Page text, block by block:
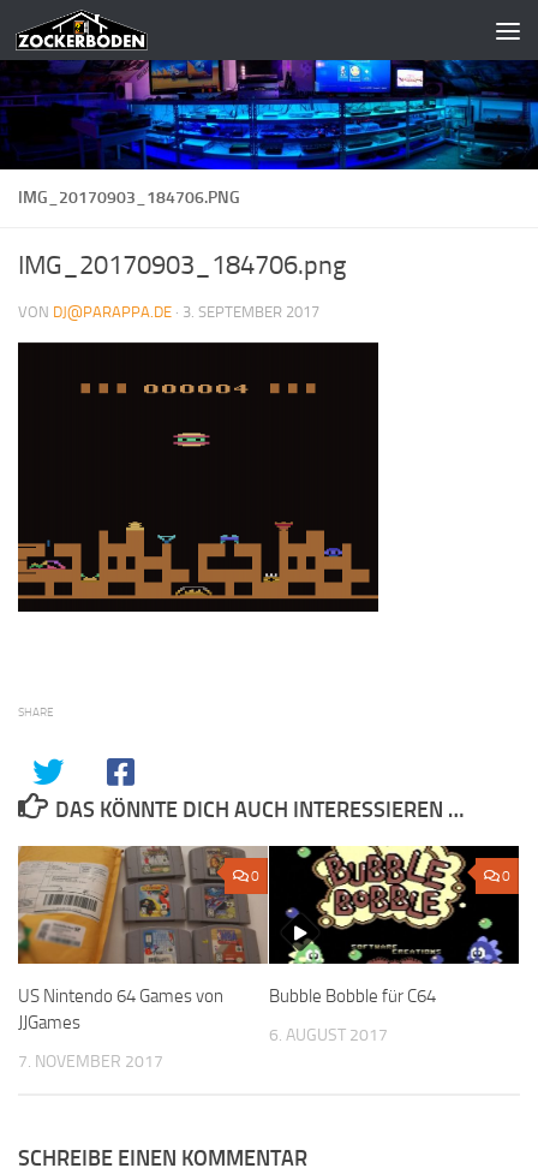
Zum Inhalt springen
IMG_20170903_184706.PNG
IMG_20170903_184706.png
VON DJ@PARAPPA.DE · 3. SEPTEMBER 2017
SHARE
DAS KÖNNTE DICH AUCH INTERESSIEREN …
0
US Nintendo 64 Games von
JJGames
7. NOVEMBER 2017
0
Bubble Bobble für C64
6. AUGUST 2017
SCHREIBE EINEN KOMMENTAR